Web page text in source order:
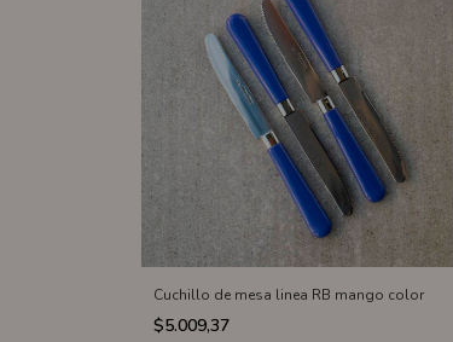
Cuchillo de mesa linea RB mango color
$5.009,37